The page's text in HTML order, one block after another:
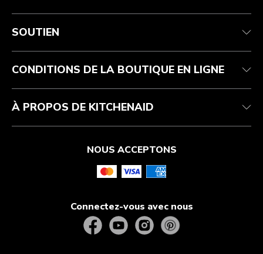
Service après-vente
Contactez-nous
Réparation autorisée
Résidents du Québec
Conditions d’utilisation
Retours et remboursements
Aide relative au produit
La marque
Affiliation
SOUTIEN
CONDITIONS DE LA BOUTIQUE EN LIGNE
À PROPOS DE KITCHENAID
NOUS ACCEPTONS
Connectez-vous avec nous